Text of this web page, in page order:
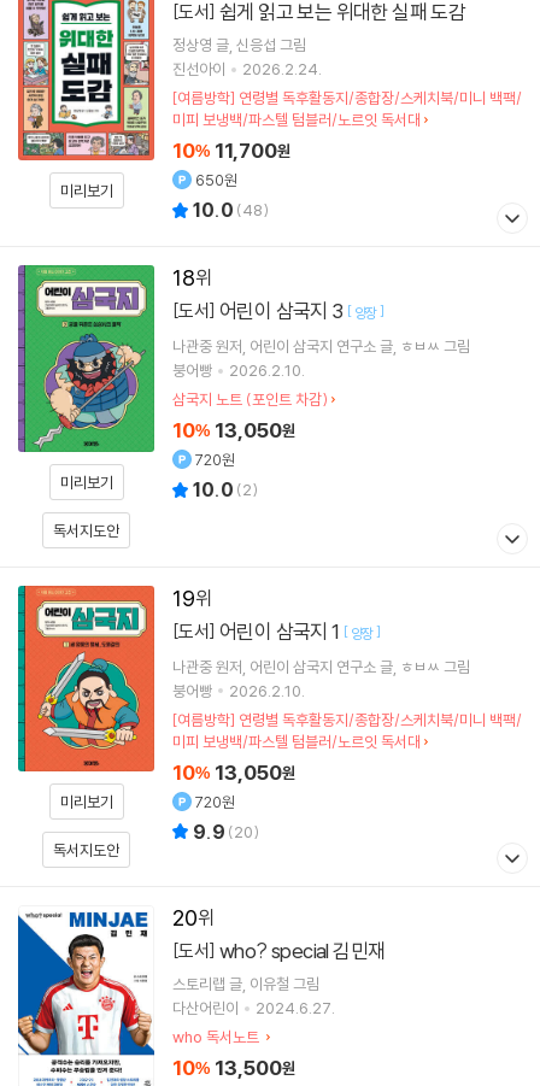
미리보기
[도서] 쉽게 읽고 보는 위대한 실패 도감
정상영 글 신응섭 그림
진선아이
2026.2.24.
[여름방학] 연령별 독후활동지/종합장/스케치북/미니 백팩/
미피 보냉백/파스텔 텀블러/노르잇 독서대
10% 11,700원
650원
10.0 (48)
18
미리보기
독서지도안
[도서] 어린이 삼국지 3 [ 양장]
나관중원저 어린이 삼국지 연구소글 ㅎㅂㅆ 그림
붕어빵
2026.2.10.
삼국지 노트 (포인트 차감)
10% 13,050원
720원
10.0 (2)
19
미리보기
독서지도안
[도서] 어린이 삼국지 1 [ 양장]
나관중원저 어린이 삼국지 연구소 글 ㅎㅂㅆ 그림
붕어빵
2026.2.10.
[여름방학] 연령별 독후활동지/종합장/스케치북/미니 백팩/
미피 보냉백/파스텔 텀블러/노르잇 독서대
10% 13,050원
720원
9.9 (20)
20
[도서] who? special 김민재
스토리랩 글 이유철 그림
다산어린이
2024.6.27.
who 독서노트
10% 13,500원